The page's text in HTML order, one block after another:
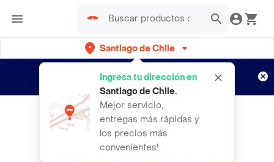
Santiago de Chile
Ingresa tu dirección en
Santiago de Chile.
Mejor servicio,
entregas más rápidas y
los precios más
convenientes!
envíos gratis por semanas
Aplican TyC